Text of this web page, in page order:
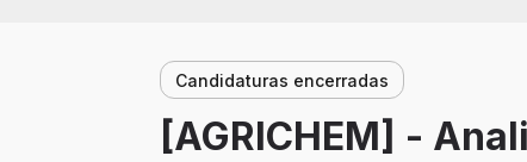
Candidaturas encerradas
[AGRICHEM] -